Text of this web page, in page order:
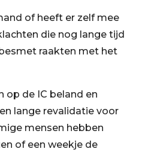
of heeft er zelf mee
die nog lange tijd
raakten met het
op de IC beland en
lange revalidatie voor
mensen hebben
of een weekje de